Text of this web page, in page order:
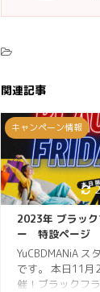
関連記事
キャンペーン情報
2023年 ブラッ
ー 特設ページ
YuCBDMANiA ス
です。 本日11月
催！ブラックフ